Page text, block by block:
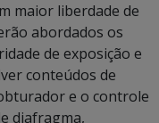
maior liberdade de
abordados os
de exposição e
conteúdos de
e o controle
diafragma,